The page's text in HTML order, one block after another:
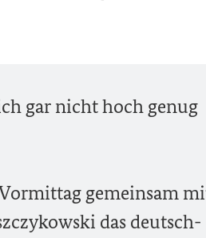
gar nicht hoch genug
gemeinsam
das deutsch-